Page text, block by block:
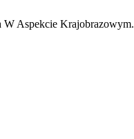
W Aspekcie Krajobrazowym.